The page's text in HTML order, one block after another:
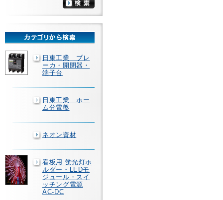
で
販
売
日東工業 ブレ
ーカ・開閉器・
端子台
日東工業 ホー
ム分電盤
ネオン資材
看板用 蛍光灯ホ
ルダー・LEDモ
ジュール・スイ
ッチング電源
AC-DC